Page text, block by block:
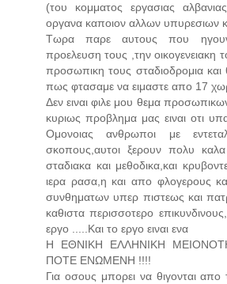
(του κομματος εργασιας
οργανα καποιον αλλων υπυρεσιων
Τωρα παρε αυτους που
προελευση τους ,την οικογενειακη
προσωπικη τους σταδιοδρομια και
πως φτασαμε να ειμαστε απο 17
Δεν ειναι φιλε μου θεμα
κυριως προβλημα μας ειναι οτι
Ομονοιας ανθρωποι με
σκοπους,αυτοι ξερουν πολυ
σταδιακα και μεθοδικα,και
ιερα ρασα,η και απο φλογερους
συνθηματων υπερ πιστεως και
καθιστα περισσοτερο
εργο .....Και το εργο ειναι ενα
Η ΕΘΝΙΚΗ ΕΛΛΗΝΙΚΗ
ΠΟΤΕ ΕΝΩΜΕΝΗ !!!!
Για οσους μπορει να θιγονται